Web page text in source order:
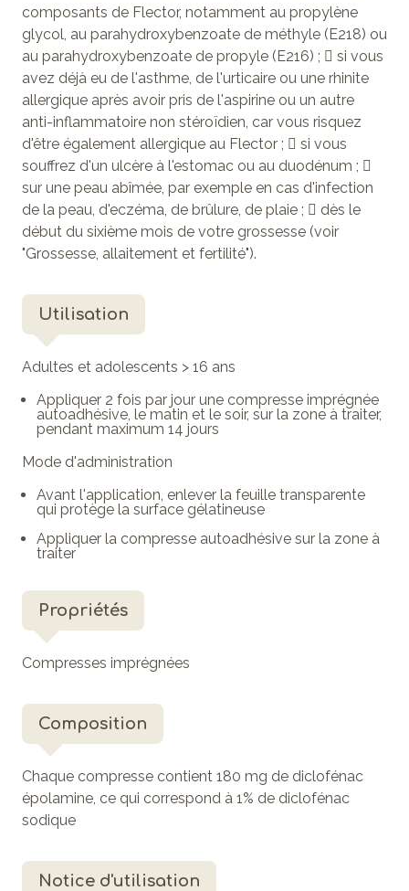
composants de Flector, notamment au propylène
glycol, au parahydroxybenzoate de méthyle (E218) ou
au parahydroxybenzoate de propyle (E216) ;  si vous
avez déjà eu de l'asthme, de l'urticaire ou une rhinite
allergique après avoir pris de l'aspirine ou un autre
anti-inflammatoire non stéroïdien, car vous risquez
d'être également allergique au Flector ;  si vous
souffrez d'un ulcère à l'estomac ou au duodénum ; 
sur une peau abîmée, par exemple en cas d'infection
de la peau, d'eczéma, de brûlure, de plaie ;  dès le
début du sixième mois de votre grossesse (voir
"Grossesse, allaitement et fertilité").
Utilisation
Adultes et adolescents > 16 ans
Appliquer 2 fois par jour une compresse imprégnée
autoadhésive, le matin et le soir, sur la zone à traiter,
pendant maximum 14 jours
Mode d'administration
Avant l'application, enlever la feuille transparente
qui protège la surface gélatineuse
Appliquer la compresse autoadhésive sur la zone à
traiter
Propriétés
Compresses imprégnées
Composition
Chaque compresse contient 180 mg de diclofénac
épolamine, ce qui correspond à 1% de diclofénac
sodique
Notice d'utilisation